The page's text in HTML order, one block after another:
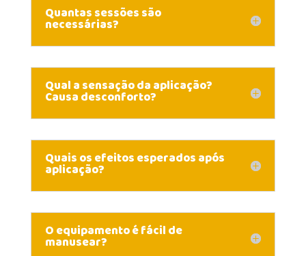
Quantas sessões são
necessárias?
Qual a sensação da aplicação?
Causa desconforto?
Quais os efeitos esperados após
aplicação?
O equipamento é fácil de
manusear?